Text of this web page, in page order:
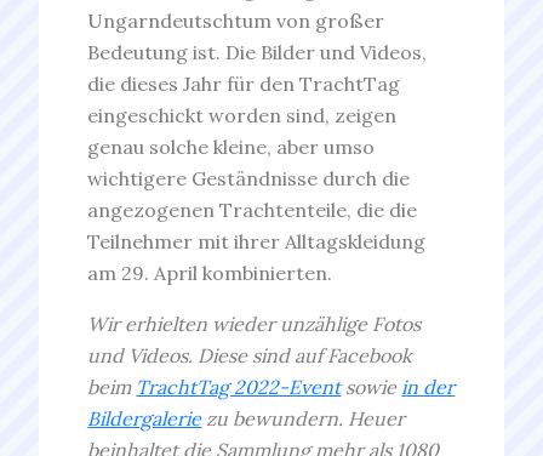
Ungarndeutschtum von großer
Bedeutung ist. Die Bilder und Videos,
die dieses Jahr für den TrachtTag
eingeschickt worden sind, zeigen
genau solche kleine, aber umso
wichtigere Geständnisse durch die
angezogenen Trachtenteile, die die
Teilnehmer mit ihrer Alltagskleidung
am 29. April kombinierten.
Wir erhielten wieder unzählige Fotos
und Videos. Diese sind auf Facebook
beim TrachtTag 2022-Eventsowiein der
Bildergaleriezu bewundern. Heuer
beinhaltet die Sammlung mehr als 1080